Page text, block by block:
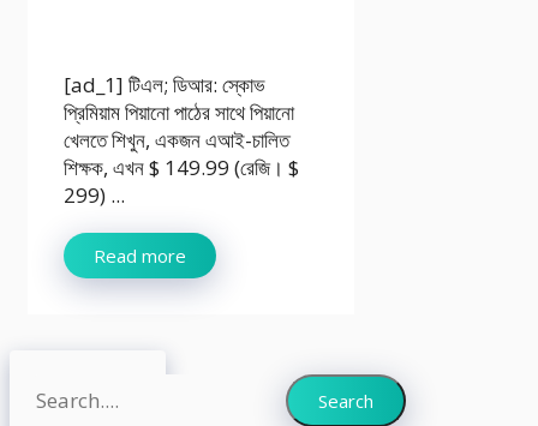
[ad_1] টিএল; ডিআর: স্কোভ
প্রিমিয়াম পিয়ানো পাঠের সাথে পিয়ানো
খেলতে শিখুন, একজন এআই-চালিত
শিক্ষক, এখন $ 149.99 (রেজি। $
299) ...
Read more
Search Search